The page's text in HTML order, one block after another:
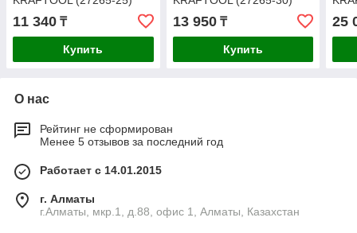
11 340 ₸
Купить
13 950₸
Купить
25
О нас
Рейтинг не сформирован
Менее 5 отзывов за последний год
Работает с 14.01.2015
г. Алматы
г.Алматы, мкр.1, д.88, офис 1, Алматы, Казахстан